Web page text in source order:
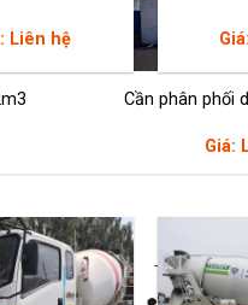
Liên hệ
Cần phân phối
Giá: